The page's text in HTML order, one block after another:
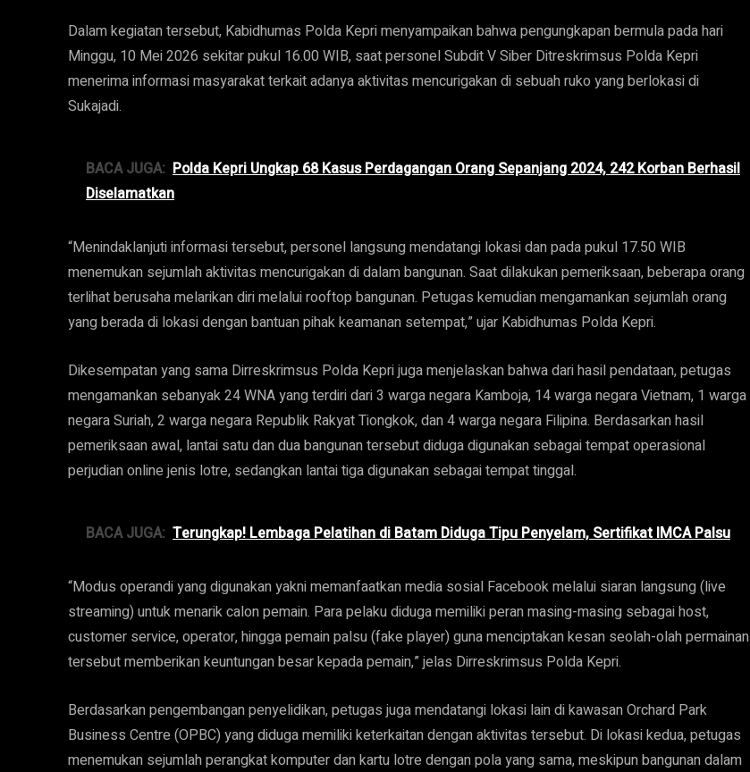
Dalam kegiatan tersebut, Kabidhumas Polda Kepri menyampaikan bahwa pengungkapan bermula pada hari
Minggu, 10 Mei 2026 sekitar pukul 16.00 WIB, saat personel Subdit V Siber Ditreskrimsus Polda Kepri
menerima informasi masyarakat terkait adanya aktivitas mencurigakan di sebuah ruko yang berlokasi di
Sukajadi.
BACA JUGA: Polda Kepri Ungkap 68 Kasus Perdagangan Orang Sepanjang 2024, 242 Korban Berhasil
Diselamatkan
“Menindaklanjuti informasi tersebut, personel langsung mendatangi lokasi dan pada pukul 17.50 WIB
menemukan sejumlah aktivitas mencurigakan di dalam bangunan. Saat dilakukan pemeriksaan, beberapa orang
terlihat berusaha melarikan diri melalui rooftop bangunan. Petugas kemudian mengamankan sejumlah orang
yang berada di lokasi dengan bantuan pihak keamanan setempat,” ujar Kabidhumas Polda Kepri.
Dikesempatan yang sama Dirreskrimsus Polda Kepri juga menjelaskan bahwa dari hasil pendataan, petugas
mengamankan sebanyak 24 WNA yang terdiri dari 3 warga negara Kamboja, 14 warga negara Vietnam, 1 warga
negara Suriah, 2 warga negara Republik Rakyat Tiongkok, dan 4 warga negara Filipina. Berdasarkan hasil
pemeriksaan awal, lantai satu dan dua bangunan tersebut diduga digunakan sebagai tempat operasional
perjudian online jenis lotre, sedangkan lantai tiga digunakan sebagai tempat tinggal.
BACA JUGA: Terungkap! Lembaga Pelatihan di Batam Diduga Tipu Penyelam, Sertifikat IMCA Palsu
“Modus operandi yang digunakan yakni memanfaatkan media sosial Facebook melalui siaran langsung (live
streaming) untuk menarik calon pemain. Para pelaku diduga memiliki peran masing-masing sebagai host,
customer service, operator, hingga pemain palsu (fake player) guna menciptakan kesan seolah-olah permainan
tersebut memberikan keuntungan besar kepada pemain,” jelas Dirreskrimsus Polda Kepri.
Berdasarkan pengembangan penyelidikan, petugas juga mendatangi lokasi lain di kawasan Orchard Park
Business Centre (OPBC) yang diduga memiliki keterkaitan dengan aktivitas tersebut. Di lokasi kedua, petugas
menemukan sejumlah perangkat komputer dan kartu lotre dengan pola yang sama, meskipun bangunan dalam